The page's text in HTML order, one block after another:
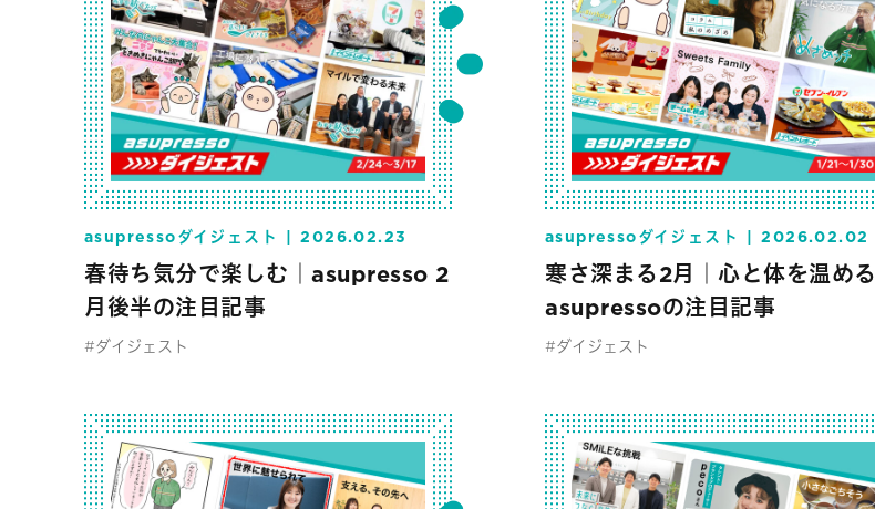
asupressoダイジェスト 2026.02.23
春待ち気分で楽しむ｜asupresso 2
月後半の注目記事
#ダイジェスト
asupressoダイジェスト 2026.02.02
寒さ深まる2月｜心と体を温める
asupressoの注目記事
#ダイジェスト